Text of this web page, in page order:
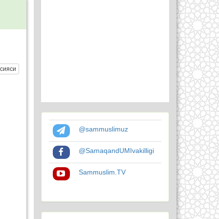
@sammuslimuz
@SamaqandUMIvakilligi
Sammuslim.TV